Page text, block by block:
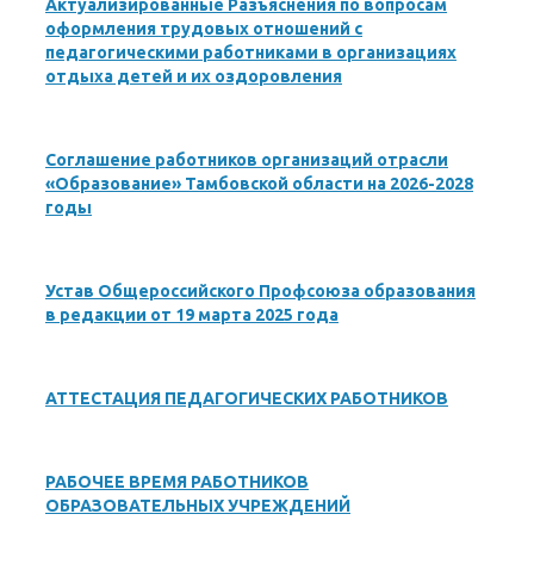
Актуализированные Разъяснения по вопросам
оформления трудовых отношений с
педагогическими работниками в организациях
отдыха детей и их оздоровления
Соглашение работников организаций отрасли
«Образование» Тамбовской области на 2026-2028
годы
Устав Общероссийского Профсоюза образования
в редакции от 19 марта 2025 года
АТТЕСТАЦИЯ ПЕДАГОГИЧЕСКИХ РАБОТНИКОВ
РАБОЧЕЕ ВРЕМЯ РАБОТНИКОВ
ОБРАЗОВАТЕЛЬНЫХ УЧРЕЖДЕНИЙ